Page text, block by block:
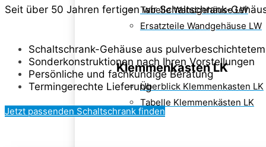
Tabelle Wandgehäuse LW
Ersatzteile Wandgehäuse LW
Klemmenkasten LK
Überblick Klemmenkasten LK
Tabelle Klemmenkästen LK
Seit über 50 Jahren fertigen wir Schaltschrank-
Schaltschrank-Gehäuse aus
Sonderkonstruktionen nach Ihren Vorstellungen
Persönliche und fachkundige Beratung
Termingerechte Lieferung
Jetzt passenden Schaltschrank finden